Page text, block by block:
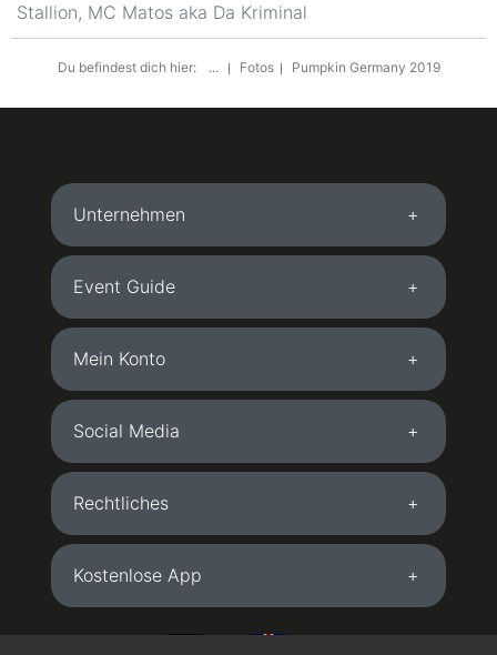
Stallion, MC Matos aka Da Kriminal
Du befindest dich hier: ... Fotos Pumpkin Germany 2019
Unternehmen
Event Guide
Mein Konto
Social Media
Rechtliches
Kostenlose App